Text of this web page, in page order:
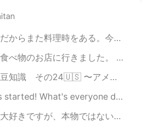
they are very peaceful :)
2020.08.18 15:25
花野菜と鶏肉とチーズとほうれん草のキャセロールを作った。 I finally have nore time recently to cook, ...
山を探しました。私は両方を食べてみたいです! たけのこの里だけがありました! きのこの山ははなくなった. 今アメリカ人がどち...
〜 アメリカ人が大学に入るのに必要な書類は ・センター試験(何度でも送信可) ・高校卒業証書 ・Common Applicat...
doing? Do you have plans? I'm finally getting my weekends fr...
年代に再建されたんです。しかし、「野长城」と言う部分は古代から残っている建築です。私は2年間北京に住んでいて、4回万里の長城に...